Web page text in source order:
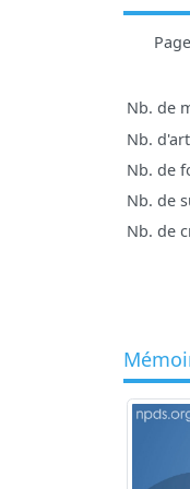
Nb. de
Nb.
Nb. de
Nb. de
Nb. de